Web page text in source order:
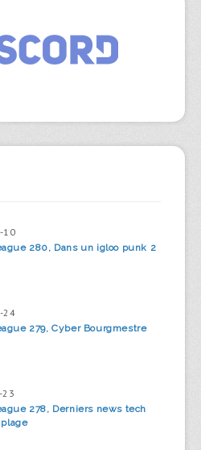
10
280, Dans un igloo punk 2
24
279, Cyber Bourgmestre
23
278, Derniers news tech